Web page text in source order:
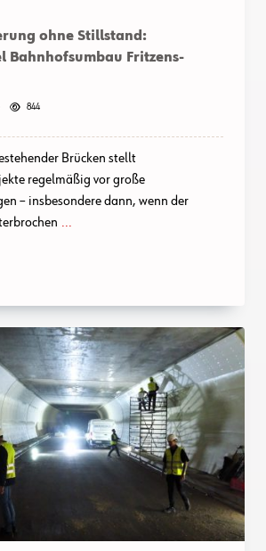
ohne Stillstand:
Bahnhofsumbau Fritzens-
844
Brücken stellt
regelmäßig vor große
– insbesondere dann, wenn der
...